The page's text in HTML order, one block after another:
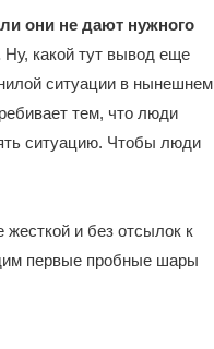
они не дают нужного
Ну, какой тут вывод еще
ситуации в нынешнем
тем, что люди
ситуацию. Чтобы люди
и без отсылок к
первые пробные шары